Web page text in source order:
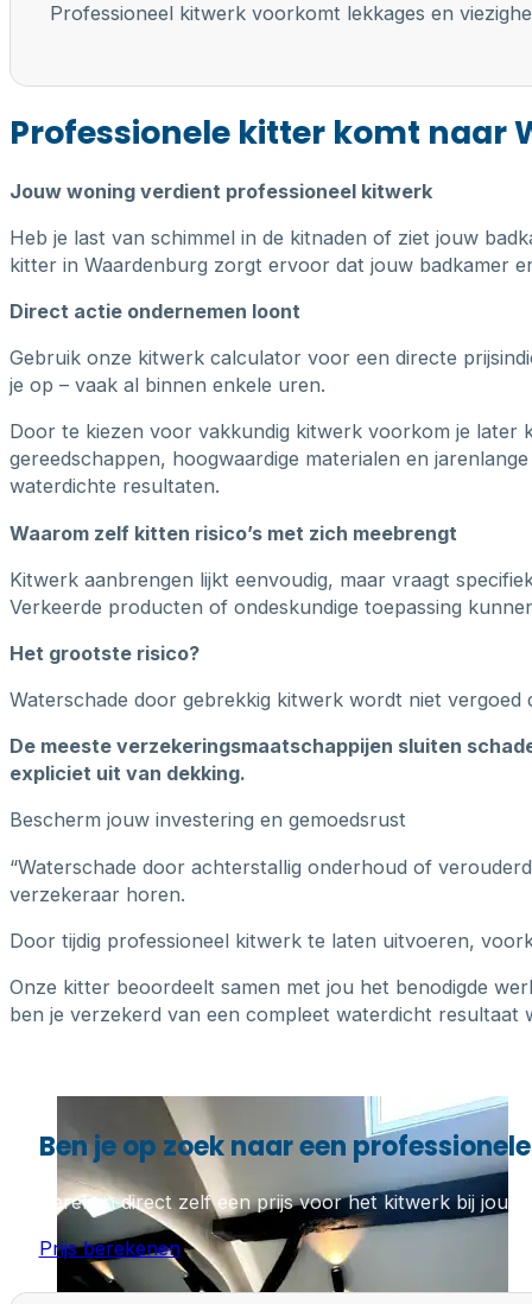
Professioneel kitwerk voorkomt lekkages en
Professionele kitter komt naar
Jouw woning verdient professioneel kitwerk
Heb je last van schimmel in de kitnaden of ziet jouw
kitter in Waardenburg zorgt ervoor dat jouw badkamer
Direct actie ondernemen loont
Gebruik onze kitwerk calculator voor een directe
je op – vaak al binnen enkele uren.
Door te kiezen voor vakkundig kitwerk voorkom je later
gereedschappen, hoogwaardige materialen en
waterdichte resultaten.
Waarom zelf kitten risico’s met zich meebrengt
Kitwerk aanbrengen lijkt eenvoudig, maar vraagt
Verkeerde producten of ondeskundige toepassing
Het grootste risico?
Waterschade door gebrekkig kitwerk wordt niet
De meeste verzekeringsmaatschappijen sluiten
expliciet uit van dekking.
Bescherm jouw investering en gemoedsrust
“Waterschade door achterstallig onderhoud of
verzekeraar horen.
Door tijdig professioneel kitwerk te laten uitvoeren,
Onze kitter beoordeelt samen met jou het benodigde
ben je verzekerd van een compleet waterdicht resultaat
Ben je op zoek naar een
Bereken direct zelf een prijs voor het kitwerk bij jou
Prijs berekenen